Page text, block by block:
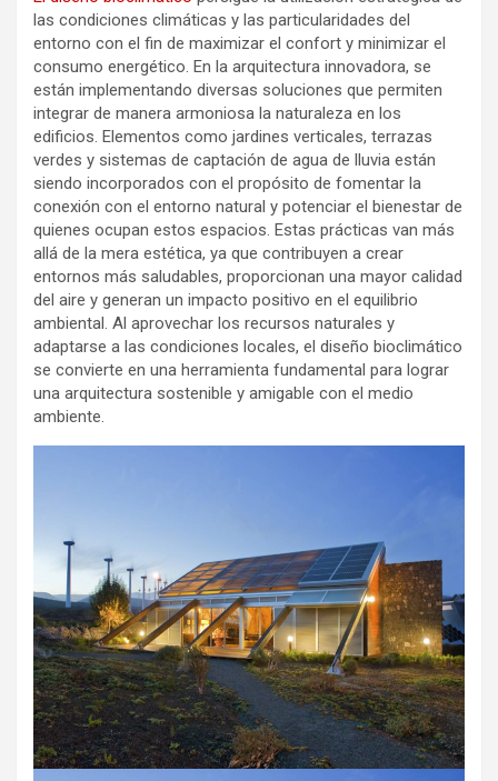
las condiciones climáticas y las particularidades del
entorno con el fin de maximizar el confort y minimizar el
consumo energético. En la arquitectura innovadora, se
están implementando diversas soluciones que permiten
integrar de manera armoniosa la naturaleza en los
edificios. Elementos como jardines verticales, terrazas
verdes y sistemas de captación de agua de lluvia están
siendo incorporados con el propósito de fomentar la
conexión con el entorno natural y potenciar el bienestar de
quienes ocupan estos espacios. Estas prácticas van más
allá de la mera estética, ya que contribuyen a crear
entornos más saludables, proporcionan una mayor calidad
del aire y generan un impacto positivo en el equilibrio
ambiental. Al aprovechar los recursos naturales y
adaptarse a las condiciones locales, el diseño bioclimático
se convierte en una herramienta fundamental para lograr
una arquitectura sostenible y amigable con el medio
ambiente.